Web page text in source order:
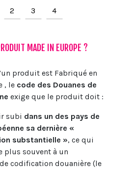
2 3 4
MADE IN EUROPE ?
produit est Fabriqué en
, le code des Douanes de
exige que le produit doit :
subi dans un des pays de
sa dernière «
substantielle », ce qui
plus souvent à un
codification douanière (le